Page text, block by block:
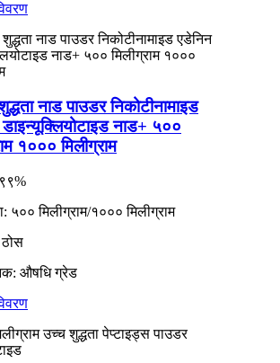
नाड पाउडर निकोटीनामाइड
नाड+ ५००
१००० मिलीग्राम
५०० मिलीग्राम/१००० मिलीग्राम
औषधि ग्रेड